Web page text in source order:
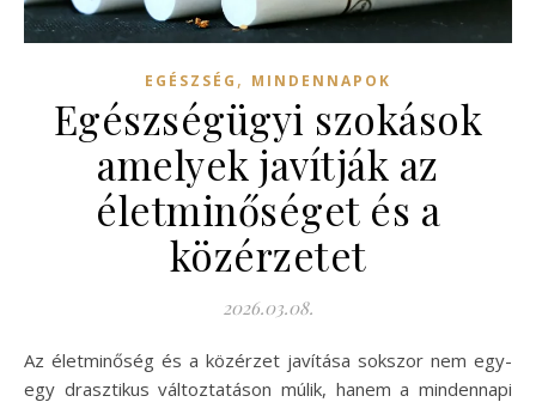
EGÉSZSÉG , MINDENNAPOK
Egészségügyi szokások
amelyek javítják az
életminőséget és a
közérzetet
2026.03.08.
Az életminőség és a közérzet javítása sokszor nem egy-
egy drasztikus változtatáson múlik, hanem a mindennapi